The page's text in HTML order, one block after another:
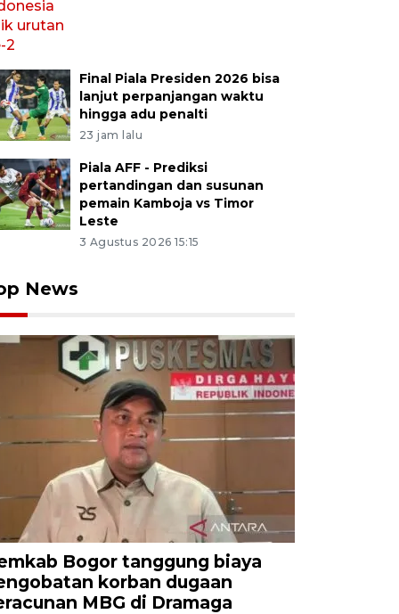
Final Piala Presiden 2026 bisa
lanjut perpanjangan waktu
hingga adu penalti
23 jam lalu
Piala AFF - Prediksi
pertandingan dan susunan
pemain Kamboja vs Timor
Leste
3 Agustus 2026 15:15
News
Bogor tanggung biaya
korban dugaan
MBG di Dramaga